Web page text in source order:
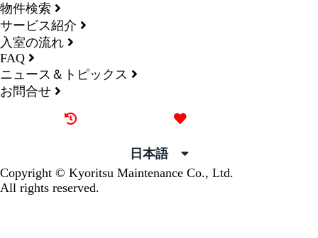
物件検索
サービス紹介
入室の流れ
FAQ
ニュース＆トピックス
お問合せ
日本語
Copyright © Kyoritsu Maintenance Co., Ltd.
All rights reserved.